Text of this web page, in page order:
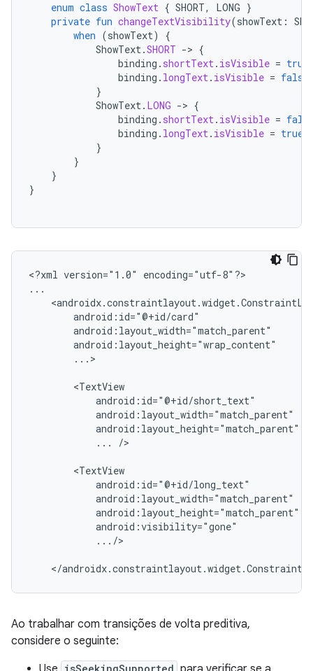
enum class ShowText { SHORT, LONG }
private fun changeTextVisibility(showText :
when (showText)
{
ShowText.SHORT -> {
binding . shortText. isVisible = true
binding . longText. isVisible = false
}
ShowText. LONG -> {
binding . shortText. isVisible =
binding . longText. isVisible = true
}
}
}
}
<?xml version="1.0"
encoding="utf-8"?>
...>
...
/>
.../>
Ao trabalhar com transições de volta preditiva,
considere o seguinte: